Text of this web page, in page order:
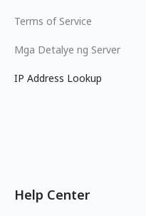
Terms of Service
Mga Detalye ng Server
IP Address Lookup
Help Center